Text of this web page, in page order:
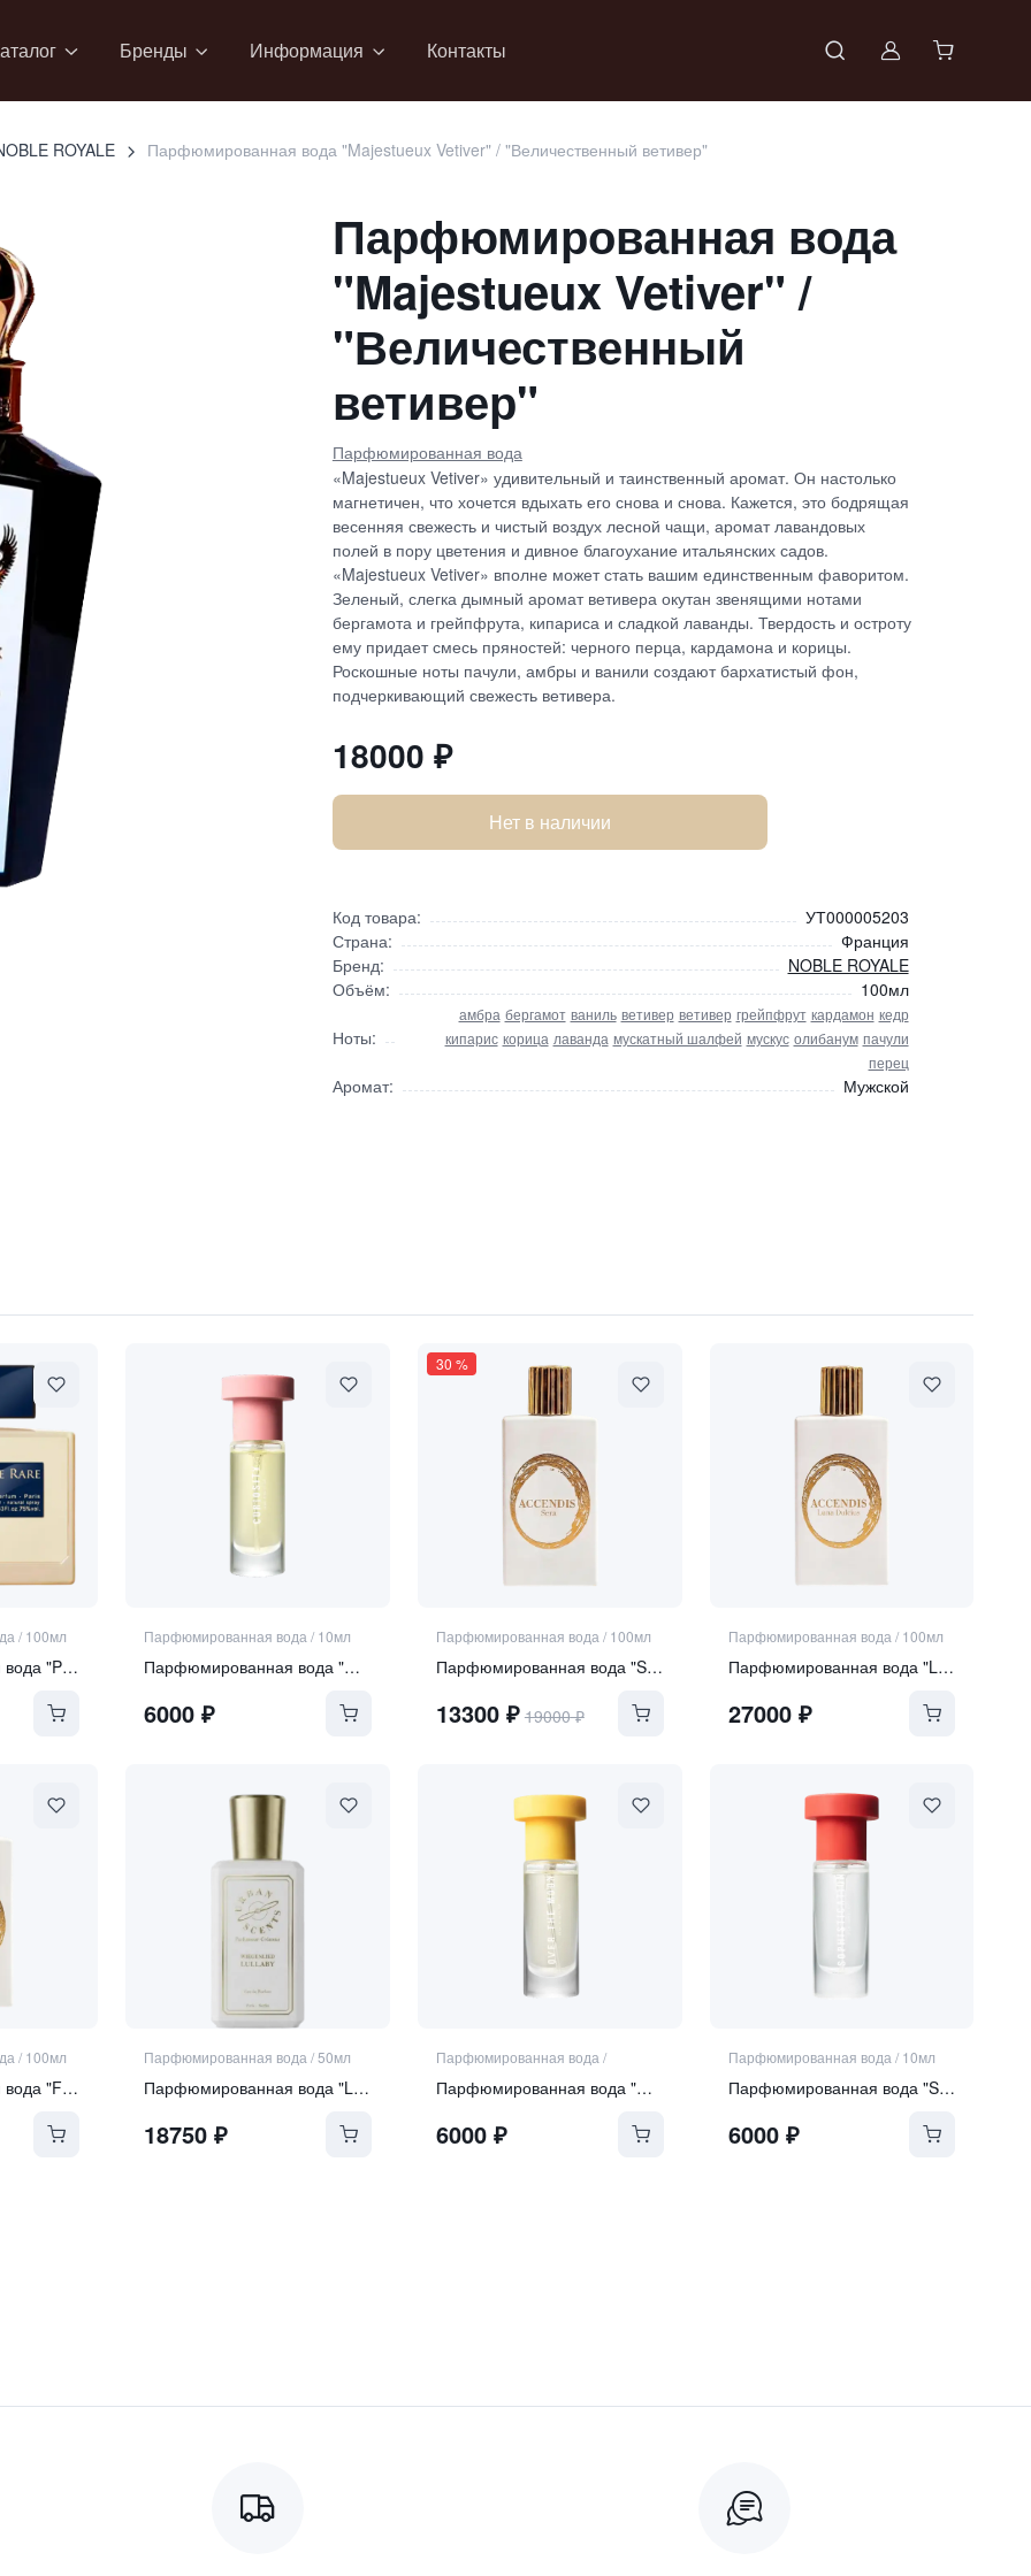
Бренды Информация Контакты Войти в
ROYALE Парфюмированная вода "Majestueux Vetiver" / "Величественный ветивер"
Парфюмированная вода
"Majestueux Vetiver" /
"Величественный
ветивер"
Парфюмированная вода
«Majestueux Vetiver» удивительный и таинственный аромат. Он настолько
магнетичен, что хочется вдыхать его снова и снова. Кажется, это бодрящая
весенняя свежесть и чистый воздух лесной чащи, аромат лавандовых
полей в пору цветения и дивное благоухание итальянских садов.
«Majestueux Vetiver» вполне может стать вашим единственным фаворитом.
Зеленый, слегка дымный аромат ветивера окутан звенящими нотами
бергамота и грейпфрута, кипариса и сладкой лаванды. Твердость и остроту
ему придает смесь пряностей: черного перца, кардамона и корицы.
Роскошные ноты пачули, амбры и ванили создают бархатистый фон,
подчеркивающий свежесть ветивера.
18000 ₽
Нет в наличии
Код товара:
УТ000005203
Страна:
Франция
Бренд:
NOBLE ROYALE
Объём:
100мл
Ноты:
амбра бергамот ваниль ветивер ветивер грейпфрут кардамон кедр
кипарис корица лаванда мускатный шалфей мускус олибанум пачули
перец
Аромат: Мужской
/ 100мл
Парфюмированная вода "Perle Rare"
Парфюмированная вода / 10мл
Парфюмированная вода "Curiosity"
6000 ₽
30 %
Парфюмированная вода / 100мл
Парфюмированная вода "SERA"
13300₽ 19000₽
Парфюмированная вода / 100мл
Парфюмированная вода "LUNA DULCIUS"
27000₽
/ 100мл
Парфюмированная вода "FIORIALUX"
Парфюмированная вода /50мл
Парфюмированная вода "Lullaby"
18750 ₽
Парфюмированная вода /
Парфюмированная вода "Over the Moon"
6000₽
Парфюмированная вода / 10мл
Парфюмированная вода "Sophistication"
6000₽